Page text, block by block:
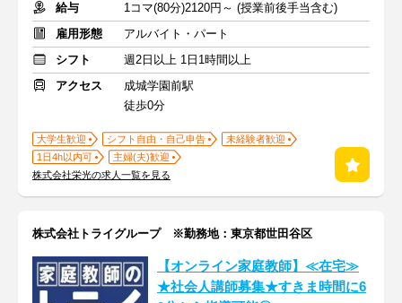
給与
1コマ(80分)2120円～ (授業前後手当含む)
雇用形態
アルバイト・パート
シフト
週2日以上 1日1時間以上
アクセス
成城学園前駅
徒歩0分
大学生歓迎 シフト自由・自己申告
未経験者歓迎
1日4h以内可
主婦(夫)歓迎
株式会社栄光の求人一覧を見る
株式会社トライグループ ※勤務地：東京都世田谷区
【オンライン家庭教師】≪在宅≫
★社会人講師募集★すきま時間に6